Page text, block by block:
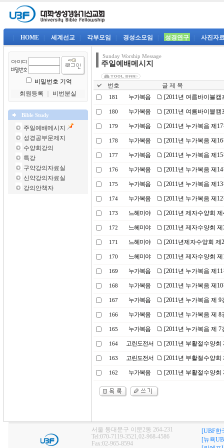
HOME 세계선교 각부모임 경성소모임 성경연구 사진자
비밀번호 기억
회원등록
비번분실
Bible Study
주일예배메시지
성경공부문제지
수양회강의
특강
구약강의자료실
신약강의자료실
강의안책자
Sunday Worship Message
주일예배메시지
번호 글 제 목
181 누가복음 [2011년 여름바이블
180 누가복음 [2011년 여름바이블
179 누가복음 [2011년 누가복음 제
178 누가복음 [2011년 누가복음 제
177 누가복음 [2011년 누가복음 제
176 누가복음 [2011년 누가복음 제
175 누가복음 [2011년 누가복음 제
174 누가복음 [2011년 누가복음 제
173 느헤미야 [2011년 제자수양회
172 느헤미야 [2011년 제자수양회
171 느헤미야 [2011년제자수양회
170 느헤미야 [2011년 제자수양회
169 누가복음 [2011년 누가복음 제
168 누가복음 [2011년 누가복음 제
167 누가복음 [2011년 누가복음 제
166 누가복음 [2011년 누가복음 제
165 누가복음 [2011년 누가복음 제
164 고린도전서 [2011년 부활절수양
163 고린도전서 [2011년 부활절수양
162 누가복음 [2011년 부활절수양
서울 동대문구 이문2동 264-231
Tel:070-7119-3521,02-968-4586
Fax:02-965-8594
[UBF한
[뉴욕